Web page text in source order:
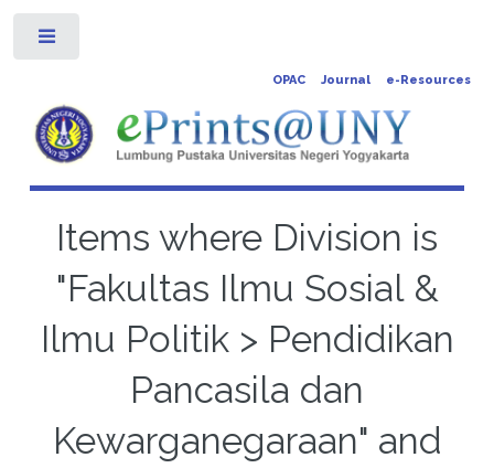
OPAC Journal e-Resources
Items where Division is
"Fakultas Ilmu Sosial &
Ilmu Politik > Pendidikan
Pancasila dan
Kewarganegaraan" and